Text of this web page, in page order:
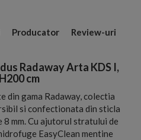
Producator Review-uri
Radaway Arta KDS I,
cm
din gama Radaway, colectia
si confectionata din sticla
8 mm. Cu ajutorul stratului de
EasyClean mentine